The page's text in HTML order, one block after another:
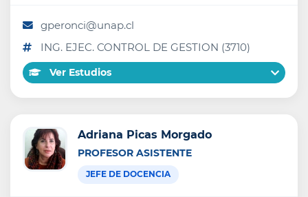
gperonci@unap.cl
ING. EJEC. CONTROL DE GESTION (3710)
Ver Estudios
Adriana Picas Morgado
PROFESOR ASISTENTE
JEFE DE DOCENCIA